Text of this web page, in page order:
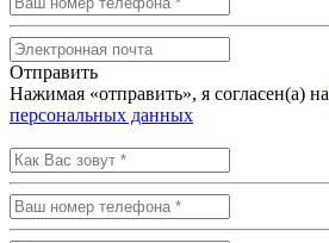
Отправить
Нажимая «отправить», я согласен(а) на
персональных данных